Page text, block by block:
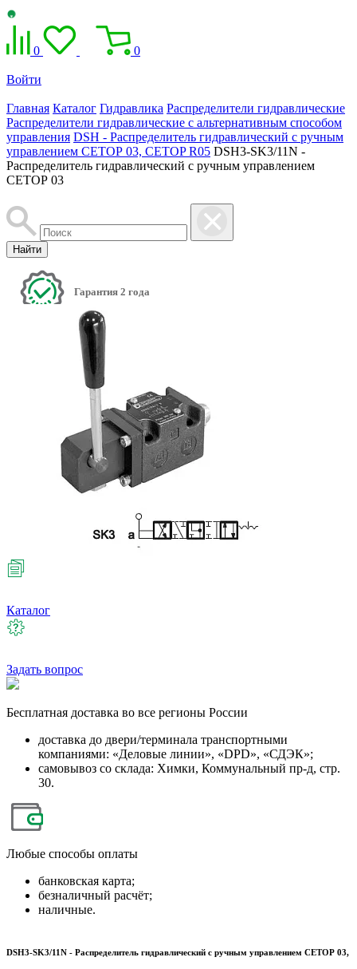
0 0
Войти
Главная Каталог Гидравлика Распределители гидравлические
Распределители гидравлические с альтернативным способом
управления DSH - Распределитель гидравлический с ручным
управлением СЕТОР 03, CETOP R05 DSH3-SK3/11N -
Распределитель гидравлический с ручным управлением
СЕТОР 03
Найти
Гарантия 2 года
Каталог
Задать вопрос
Бесплатная доставка во все регионы России
доставка до двери/терминала транспортными
компаниями: «Деловые линии», «DPD», «СДЭК»;
самовывоз со склада: Химки, Коммунальный пр-д, стр.
30.
Любые способы оплаты
банковская карта;
безналичный расчёт;
наличные.
DSH3-SK3/11N - Распределитель гидравлический с ручным управлением СЕТОР 03,